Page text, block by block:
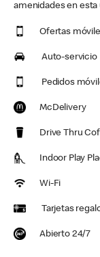
amenidades en
Ofertas
Auto-servicio
Pedidos
McDelivery
Drive Thru
Indoor Play
Wi-Fi
Tarjetas
Abierto 24/7